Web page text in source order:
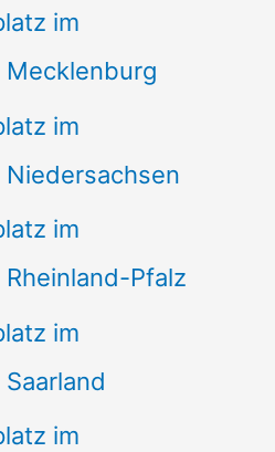
im
Mecklenburg
im
Niedersachsen
im
Pfalz
im
im